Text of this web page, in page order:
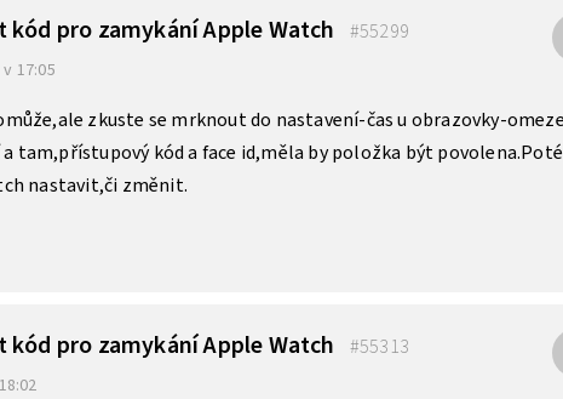
kód pro zamykání Apple Watch #55299
17:05
zkuste se mrknout do nastavení-čas u obrazovky-
tam,přístupový kód a face id,měla by položka být
nastavit,či změnit.
kód pro zamykání Apple Watch #55313